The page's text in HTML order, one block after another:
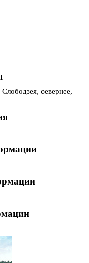
севернее,